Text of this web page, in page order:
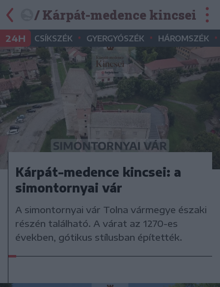
/ Kárpát-medence kincsei
24H CSÍKSZÉK • GYERGYÓSZÉK • HÁROMSZÉK •
Kárpát-medence kincsei: a
simontornyai vár
A simontornyai vár Tolna vármegye északi
részén található. A várat az 1270-es
években, gótikus stílusban építették.